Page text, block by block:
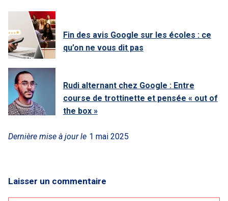
Fin des avis Google sur les écoles : ce
qu’on ne vous dit pas
Rudi alternant chez Google : Entre
course de trottinette et pensée « out of
the box »
Dernière mise à jour le 1 mai 2025
Laisser un commentaire